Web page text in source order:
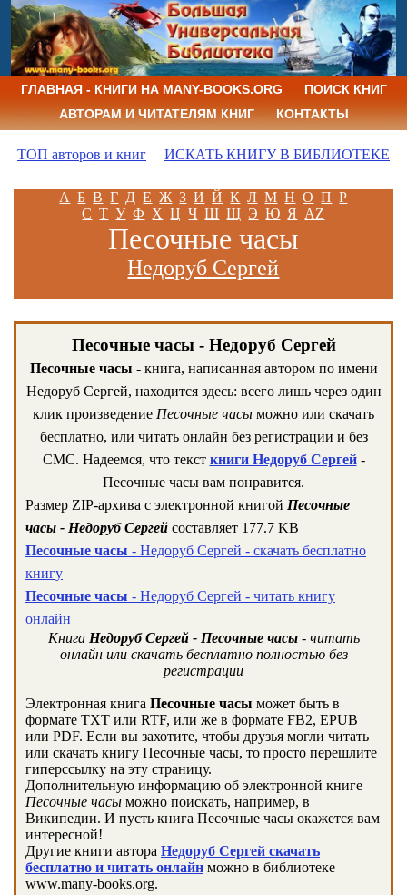
ГЛАВНАЯ - КНИГИ НА MANY-BOOKS.ORG
ПОИСК КНИГ
АВТОРАМ И ЧИТАТЕЛЯМ КНИГ
КОНТАКТЫ
ТОП авторов и книг ИСКАТЬ КНИГУ В БИБЛИОТЕКЕ
А Б В Г Д Е Ж З И Й К Л М Н О П Р
С Т У Ф Х Ц Ч Ш Щ Э Ю Я AZ
Песочные часы
Недоруб Сергей
Песочные часы - Недоруб Сергей
Песочные часы - книга, написанная автором по имени
Недоруб Сергей, находится здесь: всего лишь через один
клик произведение Песочные часы можно или скачать
бесплатно, или читать онлайн без регистрации и без
СМС. Надеемся, что текст книги Недоруб Сергей-
Песочные часы вам понравится.
Размер ZIP-архива c электронной книгой Песочные
часы - Недоруб Сергей составляет 177.7 KB
Песочные часы - Недоруб Сергей - скачать бесплатно
книгу
Песочные часы - Недоруб Сергей - читать книгу
онлайн
Книга Недоруб Сергей - Песочные часы- читать
онлайн или скачать бесплатно полностью без
регистрации
Электронная книга Песочные часы может быть в
формате TXT или RTF, или же в формате FB2, EPUB
или PDF. Если вы захотите, чтобы друзья могли читать
или скачать книгу Песочные часы, то просто перешлите
гиперссылку на эту страницу.
Дополнительную информацию об электронной книге
Песочные часы можно поискать, например, в
Википедии. И пусть книга Песочные часы окажется вам
интересной!
Другие книги автора Недоруб Сергей скачать
бесплатно и читать онлайн можно в библиотеке
www.many-books.org.